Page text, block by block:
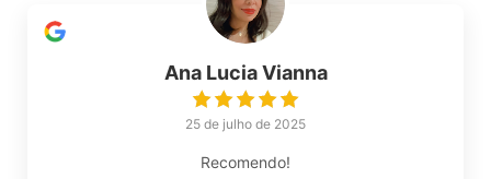
Ana Lucia Vianna
25 de julho de 2025
Recomendo!